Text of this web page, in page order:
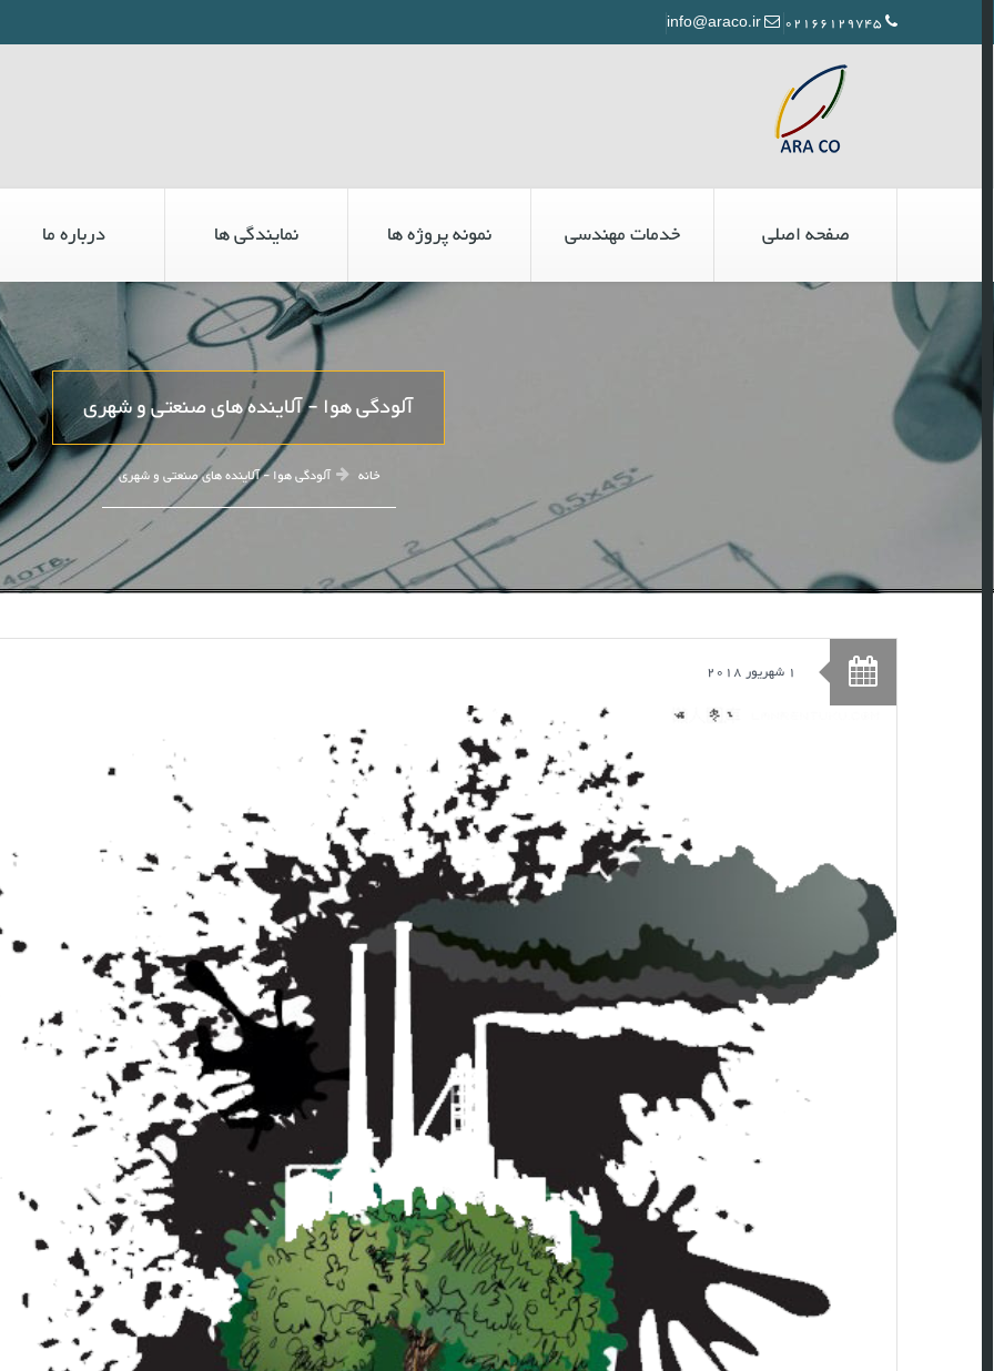
صفحه اصلی خدمات مهندسی نمونه پروژه ها نمایندگی ها درباره ما
آلودگی هوا - آلاینده های صنعتی و شهری
خانه آلودگی هوا - آلاینده های صنعتی و شهری
1 شهریور 2018